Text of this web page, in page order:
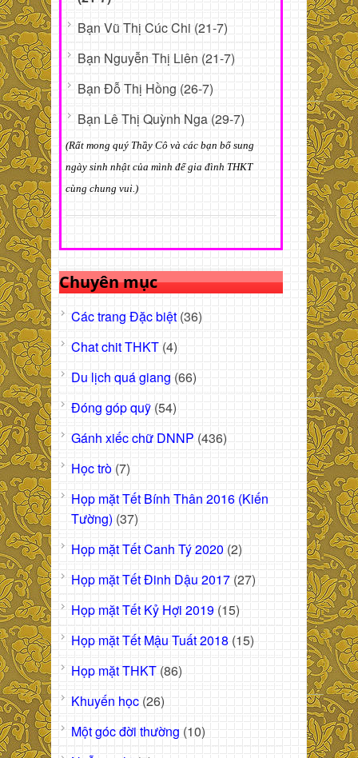
Bạn Vũ Thị Cúc Chi (21-7)
Bạn Nguyễn Thị Liên (21-7)
Bạn Đỗ Thị Hồng (26-7)
Bạn Lê Thị Quỳnh Nga (29-7)
(Rất mong quý Thầy Cô và các bạn bổ sung
ngày sinh nhật của mình để gia đình THKT
cùng chung vui.)
Chuyên mục
Các trang Đặc biệt (36)
Chat chit THKT (4)
Du lịch quá giang (66)
Đóng góp quỹ (54)
Gánh xiếc chữ DNNP (436)
Học trò (7)
Họp mặt Tết Bính Thân 2016 (Kiến
Tường) (37)
Họp mặt Tết Canh Tý 2020 (2)
Họp mặt Tết Đinh Dậu 2017 (27)
Họp mặt Tết Kỷ Hợi 2019 (15)
Họp mặt Tết Mậu Tuất 2018 (15)
Họp mặt THKT (86)
Khuyến học (26)
Một góc đời thường (10)